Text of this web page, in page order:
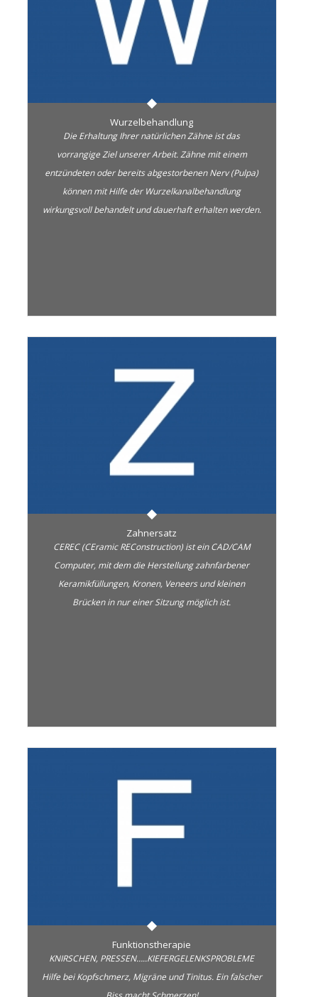
Wurzelbehandlung
Die Erhaltung Ihrer natürlichen Zähne ist das
vorrangige Ziel unserer Arbeit. Zähne mit einem
entzündeten oder bereits abgestorbenen Nerv (Pulpa)
können mit Hilfe der Wurzelkanalbehandlung
wirkungsvoll behandelt und dauerhaft erhalten werden.
Zahnersatz
CEREC (CEramic REConstruction) ist ein CAD/CAM
Computer, mit dem die Herstellung zahnfarbener
Keramikfüllungen, Kronen, Veneers und kleinen
Brücken in nur einer Sitzung möglich ist.
Funktionstherapie
KNIRSCHEN, PRESSEN…..KIEFERGELENKSPROBLEME
Hilfe bei Kopfschmerz, Migräne und Tinitus. Ein falscher